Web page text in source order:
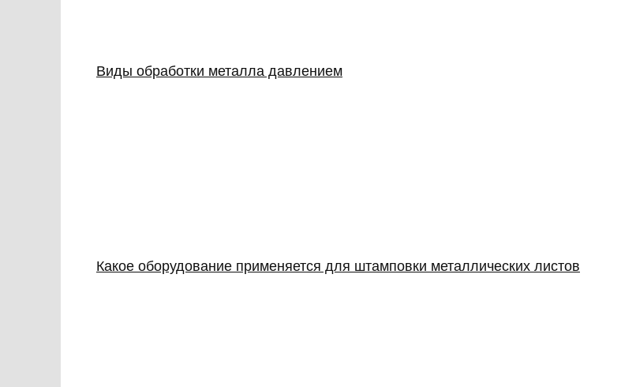
Виды обработки металла давлением
Какое оборудование применяется для штамповки металлических листов